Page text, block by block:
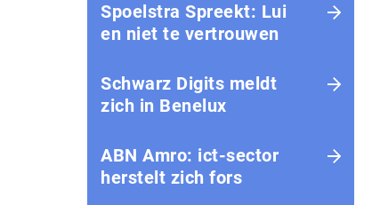
Spoelstra Spreekt: Lui
en niet te vertrouwen
Schwarz Digits meldt
zich in Benelux
ABN Amro: ict-sector
herstelt zich fors